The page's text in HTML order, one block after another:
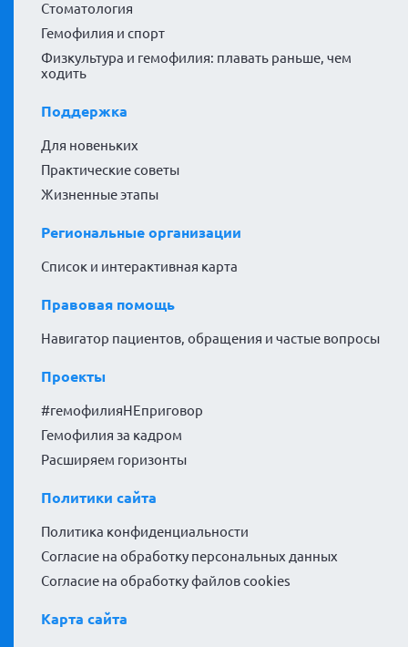
Стоматология
Гемофилия и спорт
Физкультура и гемофилия: плавать раньше, чем
ходить
Поддержка
Для новеньких
Практические советы
Жизненные этапы
Региональные организации
Список и интерактивная карта
Правовая помощь
Навигатор пациентов, обращения и частые вопросы
Проекты
#гемофилияНЕприговор
Гемофилия за кадром
Расширяем горизонты
Политики сайта
Политика конфиденциальности
Согласие на обработку персональных данных
Согласие на обработку файлов cookies
Карта сайта